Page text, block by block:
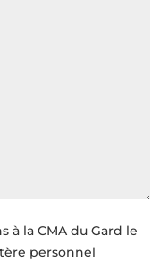
à la CMA du Gard le
personnel